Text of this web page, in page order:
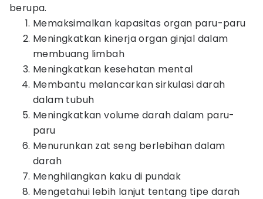
berupa.
Memaksimalkan kapasitas organ paru-paru
Meningkatkan kinerja organ ginjal dalam
membuang limbah
Meningkatkan kesehatan mental
Membantu melancarkan sirkulasi darah
dalam tubuh
Meningkatkan volume darah dalam paru-
paru
Menurunkan zat seng berlebihan dalam
darah
Menghilangkan kaku di pundak
Mengetahui lebih lanjut tentang tipe darah